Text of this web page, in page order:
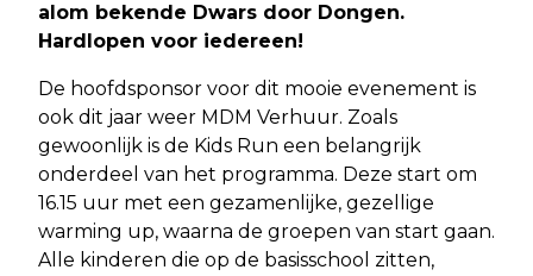
alom bekende Dwars door Dongen.
Hardlopen voor iedereen!
De hoofdsponsor voor dit mooie evenement is
ook dit jaar weer MDM Verhuur. Zoals
gewoonlijk is de Kids Run een belangrijk
onderdeel van het programma. Deze start om
16.15 uur met een gezamenlijke, gezellige
warming up, waarna de groepen van start gaan.
Alle kinderen die op de basisschool zitten,